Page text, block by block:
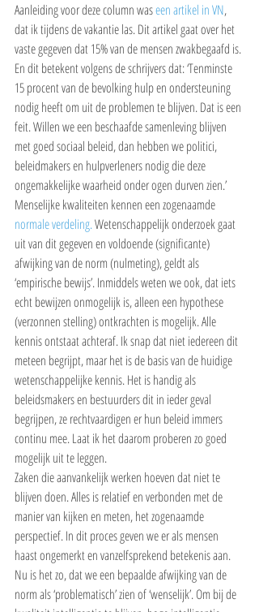
Aanleiding voor deze column was een artikel in VN,
dat ik tijdens de vakantie las. Dit artikel gaat over het
vaste gegeven dat 15% van de mensen zwakbegaafd is.
En dit betekent volgens de schrijvers dat: ‘Tenminste
15 procent van de bevolking hulp en ondersteuning
nodig heeft om uit de problemen te blijven. Dat is een
feit. Willen we een beschaafde samenleving blijven
met goed sociaal beleid, dan hebben we politici,
beleidmakers en hulpverleners nodig die deze
ongemakkelijke waarheid onder ogen durven zien.’
Menselijke kwaliteiten kennen een zogenaamde
normale verdeling. Wetenschappelijk onderzoek gaat
uit van dit gegeven en voldoende (significante)
afwijking van de norm (nulmeting), geldt als
‘empirische bewijs’. Inmiddels weten we ook, dat iets
echt bewijzen onmogelijk is, alleen een hypothese
(verzonnen stelling) ontkrachten is mogelijk. Alle
kennis ontstaat achteraf. Ik snap dat niet iedereen dit
meteen begrijpt, maar het is de basis van de huidige
wetenschappelijke kennis. Het is handig als
beleidsmakers en bestuurders dit in ieder geval
begrijpen, ze rechtvaardigen er hun beleid immers
continu mee. Laat ik het daarom proberen zo goed
mogelijk uit te leggen.
Zaken die aanvankelijk werken hoeven dat niet te
blijven doen. Alles is relatief en verbonden met de
manier van kijken en meten, het zogenaamde
perspectief. In dit proces geven we er als mensen
haast ongemerkt en vanzelfsprekend betekenis aan.
Nu is het zo, dat we een bepaalde afwijking van de
norm als ‘problematisch’ zien of ‘wenselijk’. Om bij de